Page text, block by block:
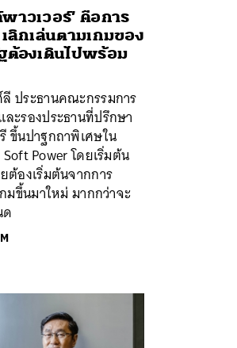
าวเวอร์’ คือการ
ลิกเล่นตามเกมของ
ต้องเดินไปพร้อม
ประธานคณะกรรมการ
ะรองประธานที่ปรึกษา
ขึ้นปาฐกถาพิเศษใน
Power โดยเริ่มต้น
ต้องเริ่มต้นจากการ
มขึ้นมาใหม่ มากกว่าจะ